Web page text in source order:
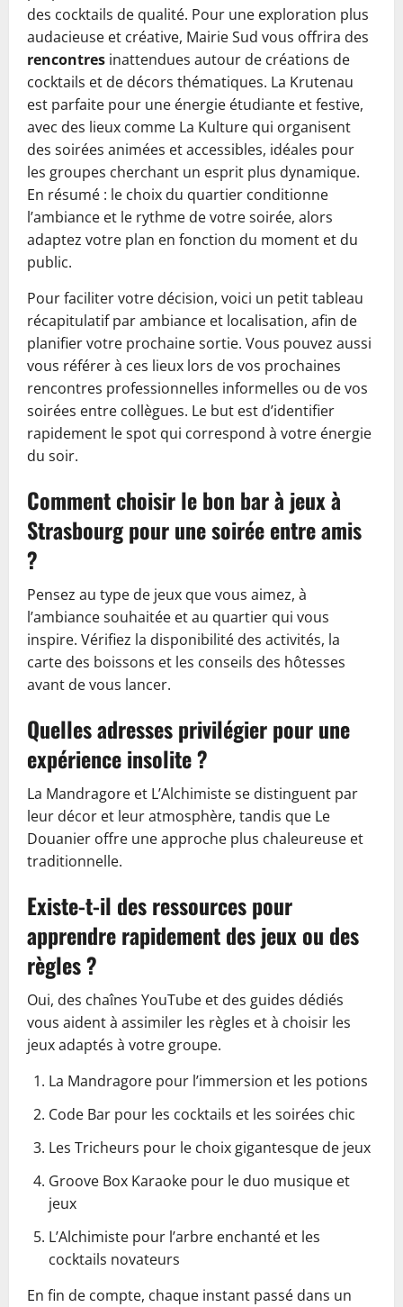
des cocktails de qualité. Pour une exploration plus
audacieuse et créative, Mairie Sud vous offrira des
rencontres inattendues autour de créations de
cocktails et de décors thématiques. La Krutenau
est parfaite pour une énergie étudiante et festive,
avec des lieux comme La Kulture qui organisent
des soirées animées et accessibles, idéales pour
les groupes cherchant un esprit plus dynamique.
En résumé : le choix du quartier conditionne
l’ambiance et le rythme de votre soirée, alors
adaptez votre plan en fonction du moment et du
public.
Pour faciliter votre décision, voici un petit tableau
récapitulatif par ambiance et localisation, afin de
planifier votre prochaine sortie. Vous pouvez aussi
vous référer à ces lieux lors de vos prochaines
rencontres professionnelles informelles ou de vos
soirées entre collègues. Le but est d’identifier
rapidement le spot qui correspond à votre énergie
du soir.
Comment choisir le bon bar à jeux à
Strasbourg pour une soirée entre amis
?
Pensez au type de jeux que vous aimez, à
l’ambiance souhaitée et au quartier qui vous
inspire. Vérifiez la disponibilité des activités, la
carte des boissons et les conseils des hôtesses
avant de vous lancer.
Quelles adresses privilégier pour une
expérience insolite ?
La Mandragore et L’Alchimiste se distinguent par
leur décor et leur atmosphère, tandis que Le
Douanier offre une approche plus chaleureuse et
traditionnelle.
Existe-t-il des ressources pour
apprendre rapidement des jeux ou des
règles ?
Oui, des chaînes YouTube et des guides dédiés
vous aident à assimiler les règles et à choisir les
jeux adaptés à votre groupe.
La Mandragore pour l’immersion et les potions
Code Bar pour les cocktails et les soirées chic
Les Tricheurs pour le choix gigantesque de jeux
Groove Box Karaoke pour le duo musique et
jeux
L’Alchimiste pour l’arbre enchanté et les
cocktails novateurs
En fin de compte, chaque instant passé dans un